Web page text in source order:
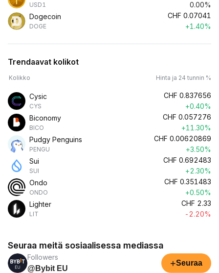
USD1
0.00%
Dogecoin
DOGE
CHF 0.07041
+1.40%
Trendaavat kolikot
Kolikko Hinta ja 24 tunnin %
Cysic
CYS
CHF 0.837656
+0.40%
Biconomy
BICO
CHF 0.057276
+11.30%
Pudgy Penguins
PENGU
CHF 0.00620869
+3.50%
Sui
SUI
CHF 0.692483
+2.30%
Ondo
ONDO
CHF 0.351483
+0.50%
Lighter
LIT
CHF 2.33
-2.20%
Seuraa meitä sosiaalisessa mediassa
Followers
@Bybit EU
+Seuraa